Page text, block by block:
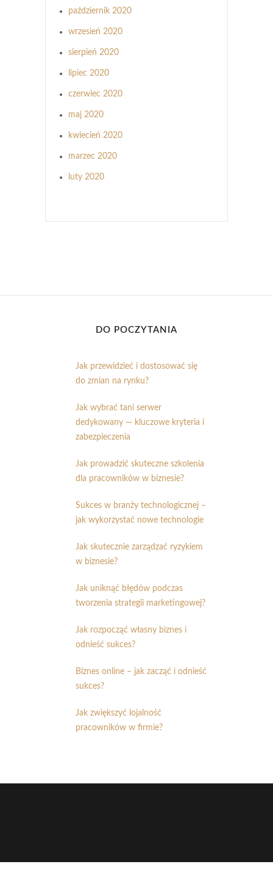
październik 2020
wrzesień 2020
sierpień 2020
lipiec 2020
czerwiec 2020
maj 2020
kwiecień 2020
marzec 2020
luty 2020
DO POCZYTANIA
Jak przewidzieć i dostosować się
do zmian na rynku?
Jak wybrać tani serwer
dedykowany — kluczowe kryteria i
zabezpieczenia
Jak prowadzić skuteczne szkolenia
dla pracowników w biznesie?
Sukces w branży technologicznej –
jak wykorzystać nowe technologie
Jak skutecznie zarządzać ryzykiem
w biznesie?
Jak uniknąć błędów podczas
tworzenia strategii marketingowej?
Jak rozpocząć własny biznes i
odnieść sukces?
Biznes online – jak zacząć i odnieść
sukces?
Jak zwiększyć lojalność
pracowników w firmie?